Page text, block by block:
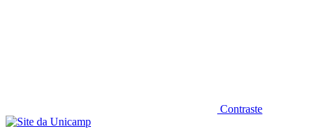
Contraste